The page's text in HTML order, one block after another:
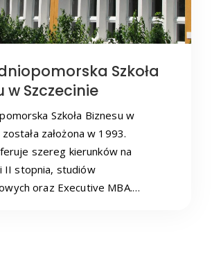
Szkoła
w Szczecinie
Szkoła Biznesu w
założona w 1993.
szereg kierunków na
II stopnia, studiów
oraz Executive MBA.…